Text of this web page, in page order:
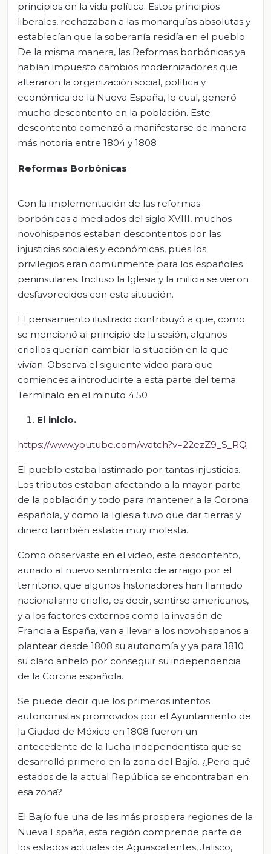
principios en la vida política. Estos principios
liberales, rechazaban a las monarquías absolutas y
establecían que la soberanía residía en el pueblo.
De la misma manera, las Reformas borbónicas ya
habían impuesto cambios modernizadores que
alteraron la organización social, política y
económica de la Nueva España, lo cual, generó
mucho descontento en la población. Este
descontento comenzó a manifestarse de manera
más notoria entre 1804 y 1808
Reformas Borbónicas
Con la implementación de las reformas
borbónicas a mediados del siglo XVIII, muchos
novohispanos estaban descontentos por las
injusticias sociales y económicas, pues los
privilegios eran comúnmente para los españoles
peninsulares. Incluso la Iglesia y la milicia se vieron
desfavorecidos con esta situación.
El pensamiento ilustrado contribuyó a que, como
se mencionó al principio de la sesión, algunos
criollos querían cambiar la situación en la que
vivían. Observa el siguiente video para que
comiences a introducirte a esta parte del tema.
Termínalo en el minuto 4:50
El inicio.
https://www.youtube.com/watch?v=22ezZ9_S_RQ
El pueblo estaba lastimado por tantas injusticias.
Los tributos estaban afectando a la mayor parte
de la población y todo para mantener a la Corona
española, y como la Iglesia tuvo que dar tierras y
dinero también estaba muy molesta.
Como observaste en el video, este descontento,
aunado al nuevo sentimiento de arraigo por el
territorio, que algunos historiadores han llamado
nacionalismo criollo, es decir, sentirse americanos,
y a los factores externos como la invasión de
Francia a España, van a llevar a los novohispanos a
plantear desde 1808 su autonomía y ya para 1810
su claro anhelo por conseguir su independencia
de la Corona española.
Se puede decir que los primeros intentos
autonomistas promovidos por el Ayuntamiento de
la Ciudad de México en 1808 fueron un
antecedente de la lucha independentista que se
desarrolló primero en la zona del Bajío. ¿Pero qué
estados de la actual República se encontraban en
esa zona?
El Bajío fue una de las más prospera regiones de la
Nueva España, esta región comprende parte de
los estados actuales de Aguascalientes, Jalisco,